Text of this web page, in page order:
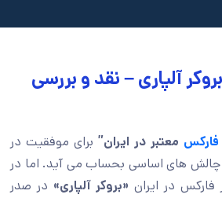
آلپاری – نقد و بررسی
فارکس معتبر در ایران” برای موفقیت در
چالش های اساسی بحساب می آید. اما در
فارکس در ایران «بروکر آلپاری» در صدر